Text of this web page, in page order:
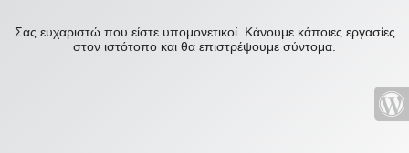
Σας ευχαριστώ που είστε υπομονετικοί. Κάνουμε κάποιες εργασίες
στον ιστότοπο και θα επιστρέψουμε σύντομα.